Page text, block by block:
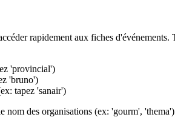
rapidement aux fiches
'provincial')
'bruno')
tapez 'sanair')
nom des organisations (ex: 'gourm',